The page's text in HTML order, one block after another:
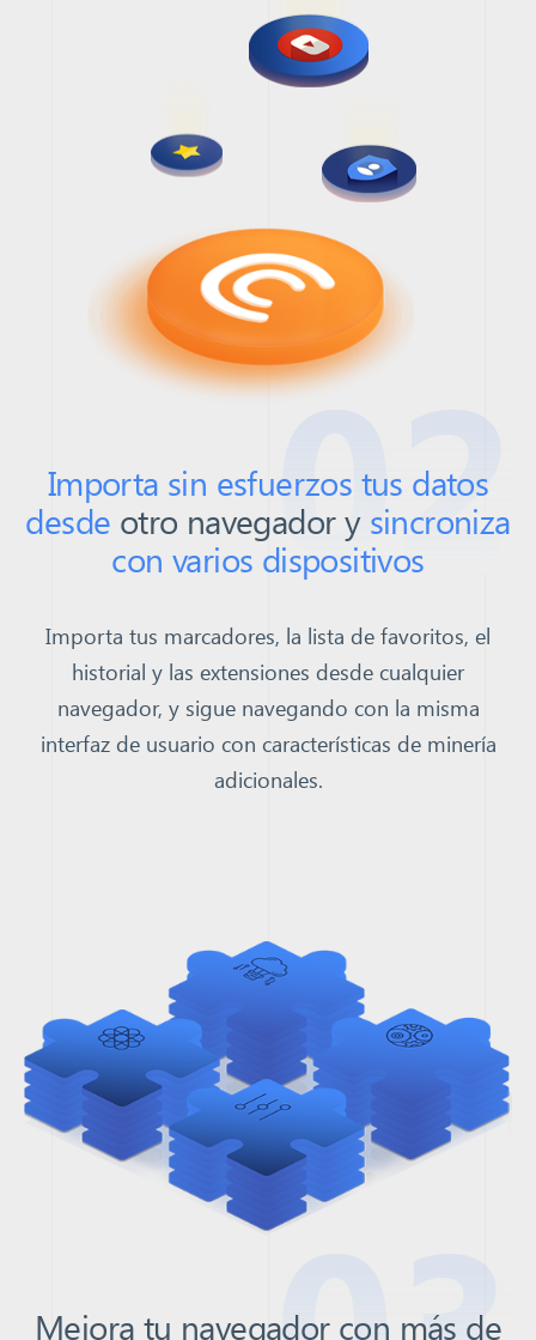
Importa sin esfuerzos tus datos
desde otro navegador y sincroniza
con varios dispositivos
Importa tus marcadores, la lista de favoritos, el
historial y las extensiones desde cualquier
navegador, y sigue navegando con la misma
interfaz de usuario con características de minería
adicionales.
02
Mejora tu navegador con más de